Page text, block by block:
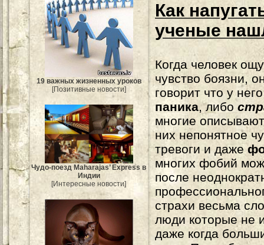
19 важных жизненных уроков
[Позитивные новости]
Чудо-поезд Maharajas’ Express в
Индии
[Интересные новости]
Как
ученые
Когда человек
чувство боязни,
говорит что у
паника, либо
многие
них непонятное
тревоги и даже
многих фобий
после
страхи весьма
люди которые не
даже когда